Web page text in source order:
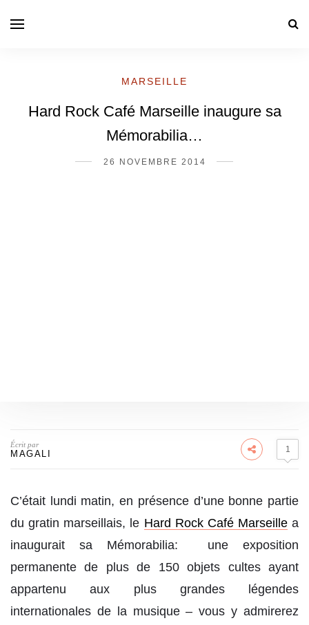
MARSEILLE
Hard Rock Café Marseille inaugure sa
Mémorabilia…
26 NOVEMBRE 2014
Écrit par
MAGALI 1
C’était lundi matin, en présence d’une bonne partie
du gratin marseillais, le Hard Rock Café Marseillea
inaugurait sa Mémorabilia: une exposition
permanente de plus de 150 objets cultes ayant
appartenu aux plus grandes légendes
internationales de la musique – vous y admirerez